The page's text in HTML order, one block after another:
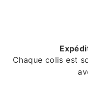
Chaque colis est